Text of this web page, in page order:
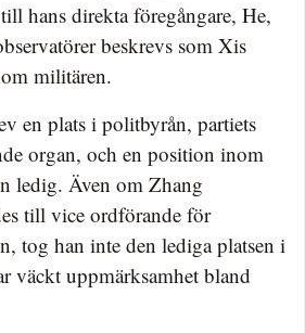
hans direkta föregångare, He,
beskrevs som Xis
militären.
en plats i politbyrån, partiets
organ, och en position inom
ledig. Även om Zhang
till vice ordförande för
tog han inte den lediga platsen i
väckt uppmärksamhet bland